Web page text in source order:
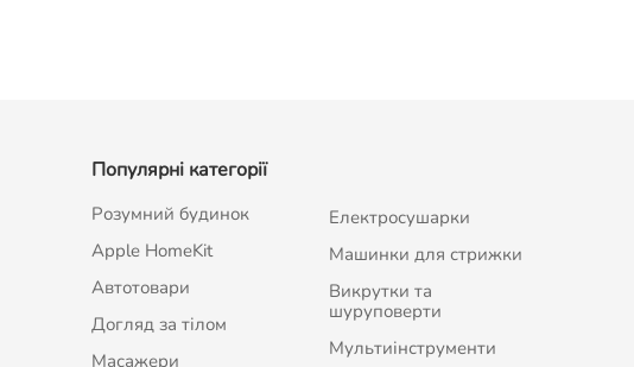
Популярні категорії
Розумний будинок
Apple HomeKit
Автотовари
Догляд за тілом
Масажери
Електросушарки
Машинки для стрижки
Викрутки та
шуруповерти
Мультиінструменти